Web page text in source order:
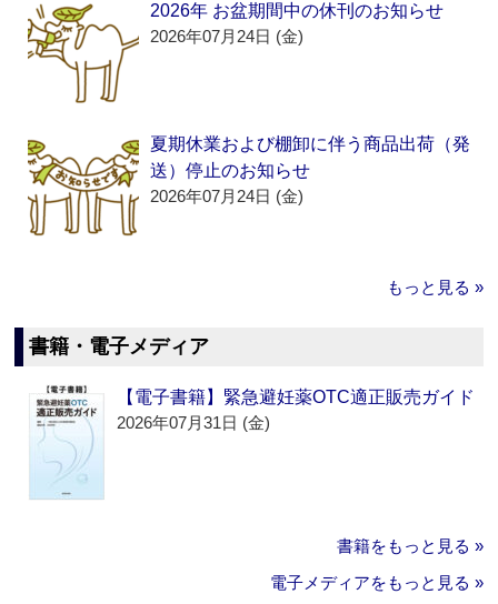
2026年 お盆期間中の休刊のお知らせ
2026年07月24日 (金)
夏期休業および棚卸に伴う商品出荷（発
送）停止のお知らせ
2026年07月24日 (金)
もっと見る »
書籍・電子メディア
【電子書籍】緊急避妊薬OTC適正販売ガイド
2026年07月31日 (金)
書籍をもっと見る »
電子メディアをもっと見る »